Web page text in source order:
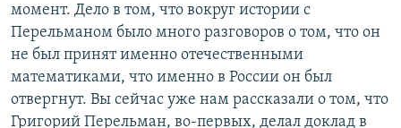
момент. Дело в том, что вокруг истории с
Перельманом было много разговоров о том, что он
не был принят именно отечественными
математиками, что именно в России он был
отвергнут. Вы сейчас уже нам рассказали о том, что
Григорий Перельман, во-первых, делал доклад в